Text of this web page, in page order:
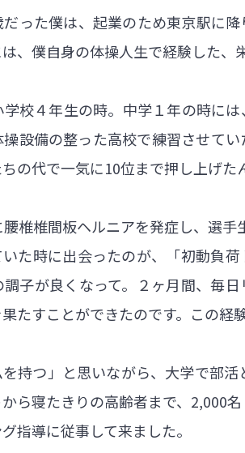
った僕は、起業のため東京駅に
、僕自身の体操人生で経験した、
校４年生の時。中学１年の時に
設備の整った高校で練習させて
の代で一気に10位まで押し上げた
椎椎間板ヘルニアを発症し、選
た時に出会ったのが、「初動負
子が良くなって。２ヶ月間、毎
たすことができたのです。この
を持つ」と思いながら、大学で部
ら寝たきりの高齢者まで、2,000名
指導に従事して来ました。